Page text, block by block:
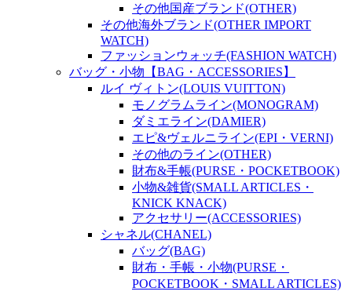
その他国産ブランド(OTHER)
その他海外ブランド(OTHER IMPORT
WATCH)
ファッションウォッチ(FASHION WATCH)
バッグ・小物【BAG・ACCESSORIES】
ルイ ヴィトン(LOUIS VUITTON)
モノグラムライン(MONOGRAM)
ダミエライン(DAMIER)
エピ&ヴェルニライン(EPI・VERNI)
その他のライン(OTHER)
財布&手帳(PURSE・POCKETBOOK)
小物&雑貨(SMALL ARTICLES・
KNICK KNACK)
アクセサリー(ACCESSORIES)
シャネル(CHANEL)
バッグ(BAG)
財布・手帳・小物(PURSE・
POCKETBOOK・SMALL ARTICLES)